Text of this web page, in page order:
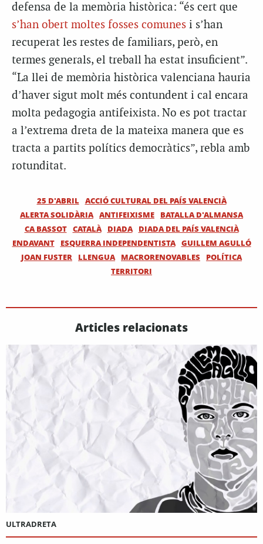
defensa de la memòria històrica: “és cert que
s’han obert moltes fosses comunes i s’han
recuperat les restes de familiars, però, en
termes generals, el treball ha estat insuficient”.
“La llei de memòria històrica valenciana hauria
d’haver sigut molt més contundent i cal encara
molta pedagogia antifeixista. No es pot tractar
a l’extrema dreta de la mateixa manera que es
tracta a partits polítics democràtics”, rebla amb
rotunditat.
25 D'ABRIL
ACCIÓ CULTURAL DEL PAÍS VALENCIÀ
ALERTA SOLIDÀRIA ANTIFEIXISME
BATALLA D'ALMANSA
CA BASSOT CATALÀ DIADA
DIADA DEL PAÍS VALENCIÀ
ENDAVANT
ESQUERRA INDEPENDENTISTA GUILLEM AGULLÓ
JOAN FUSTER
LLENGUA MACRORENOVABLES
POLÍTICA
TERRITORI
Articles relacionats
ULTRADRETA